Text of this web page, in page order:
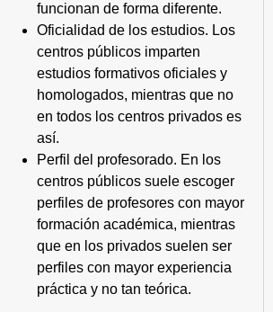
funcionan de forma diferente.
Oficialidad de los estudios. Los
centros públicos imparten
estudios formativos oficiales y
homologados, mientras que no
en todos los centros privados es
así.
Perfil del profesorado. En los
centros públicos suele escoger
perfiles de profesores con mayor
formación académica, mientras
que en los privados suelen ser
perfiles con mayor experiencia
práctica y no tan teórica.